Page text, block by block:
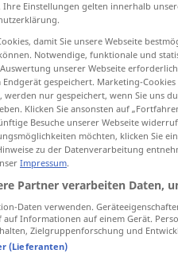
serafic FIG
Ihre Einstellungen gelten innerhalb
damit Sie unsere Webseite
Notwendige, funktionale und
unserer Webseite
gespeichert. Marketing-
werden nur gespeichert, wenn Sie uns
Klicken Sie ansonsten auf
Besuche unserer Webseite
möchten, klicken Sie
zu der Datenverarbeitung
Impressum.
Partner verarbeiten Daten,
Daten verwenden.
Informationen auf einem Gerät.
Zielgruppenforschung und
(Lieferanten)